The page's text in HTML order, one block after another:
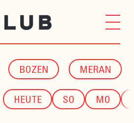
BOZEN MERAN
HEUTE SO MO